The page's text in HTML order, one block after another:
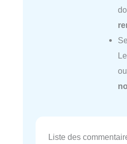
Liste des